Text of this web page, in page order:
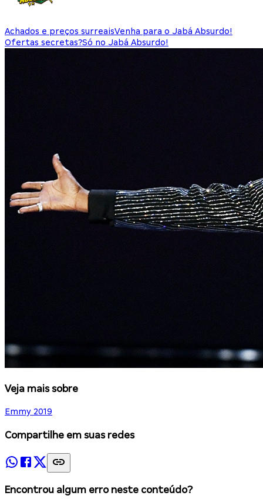
Achados e preços surreaisVenha para o Jabá Absurdo!
Ofertas secretas?Só no Jabá Absurdo!
Veja mais sobre
Emmy 2019
Compartilhe em suas redes
Encontrou algum erro neste conteúdo?